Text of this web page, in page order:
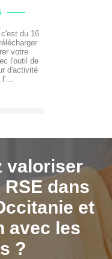
du 16
votre
l'outil de
d'activité
l'…
valoriser
dans
et
avec les
?